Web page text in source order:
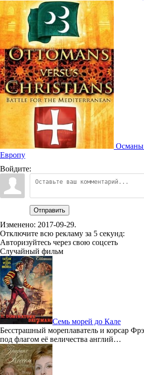
Османы
Европу
Войдите:
Отправить
Изменено: 2017-09-29.
Отключите всю рекламу за 5 секунд:
Авторизуйтесь через свою соцсеть
Случайный фильм
Семь морей до Кале
Бесстрашный мореплаватель и корсар
под флагом её величества англий…